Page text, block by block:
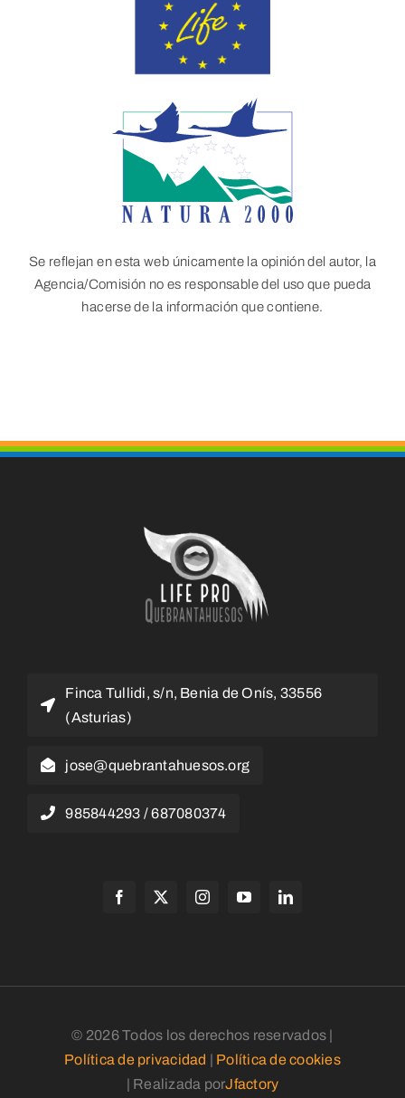
Se reflejan en esta web únicamente la opinión del autor, la
Agencia/Comisión no es responsable del uso que pueda
hacerse de la información que contiene.
Finca Tullidi, s/n, Benia de Onís, 33556
(Asturias)
jose@quebrantahuesos.org
985844293 / 687080374
© 2026 Todos los derechos reservados |
Política de privacidad | Política de cookies
| Realizada porJfactory